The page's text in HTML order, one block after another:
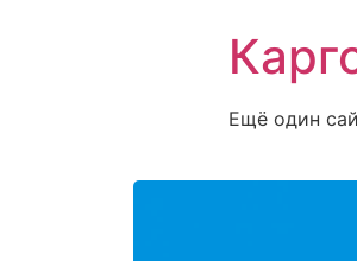
Ещё один